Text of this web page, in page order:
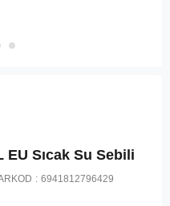
Sıcak Su Sebili
: 6941812796429